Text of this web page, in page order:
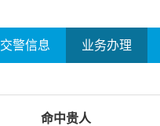
交警信息 业务办理
命中贵人